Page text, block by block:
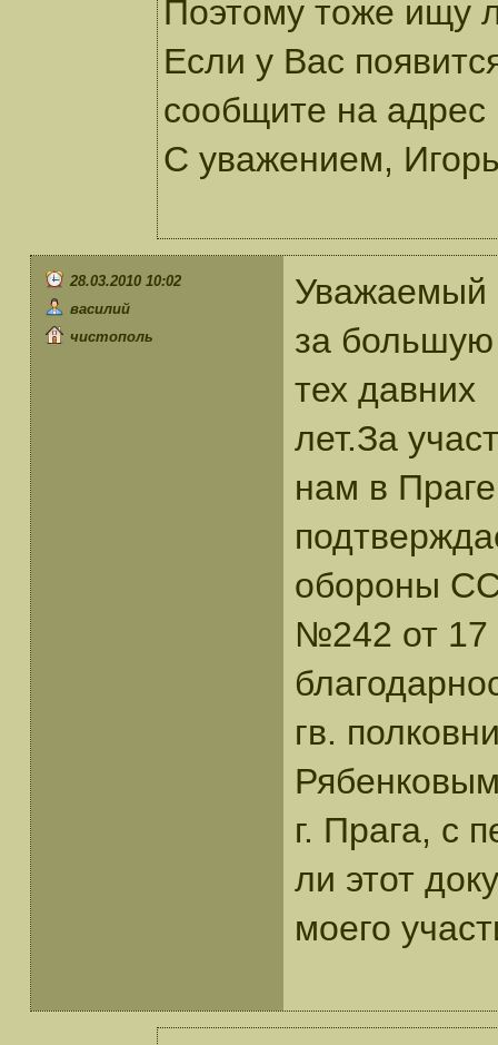
Поэтому тоже ищу
Если у Вас
сообщите на адрес
С уважением,
28.03.2010 10:02
василий
чистополь
Уважаемый
за
тех давних
лет.За
нам в
обороны
№242 от 17
гв.
г. Прага, с
ли этот
моего